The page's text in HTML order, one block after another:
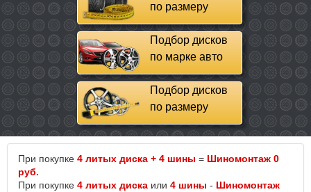
по размеру
Подбор дисков
по марке авто
Подбор дисков
по размеру
При покупке 4 литых диска + 4 шины = Шиномонтаж 0
руб.
При покупке 4 литых диска или 4 шины - Шиномонтаж